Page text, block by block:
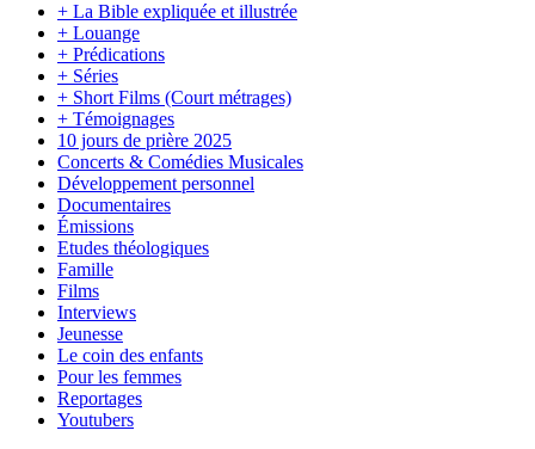
+ La Bible expliquée et illustrée
+ Louange
+ Prédications
+ Séries
+ Short Films (Court métrages)
+ Témoignages
10 jours de prière 2025
Concerts & Comédies Musicales
Développement personnel
Documentaires
Émissions
Etudes théologiques
Famille
Films
Interviews
Jeunesse
Le coin des enfants
Pour les femmes
Reportages
Youtubers